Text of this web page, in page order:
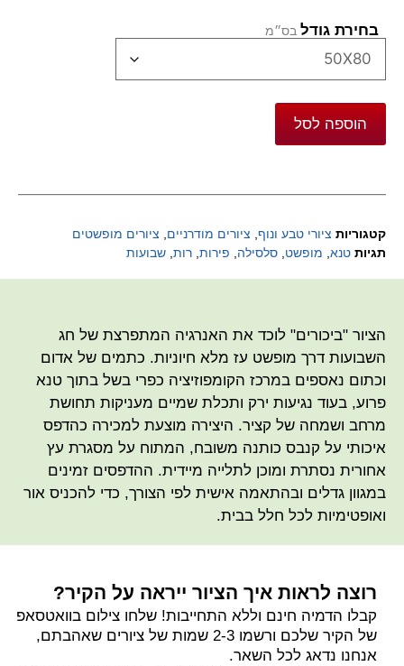
בחירת גודל
הוספה לסל
קטגוריות ציורי טבע ונוף, ציורים מודרניים, ציורים מופשטים
תגיות טנא, מופשט, סלסילה, פירות, רות, שבועות
הציור "ביכורים" לוכד את האנרגיה המתפרצת של חג
השבועות דרך מופשט עז מלא חיוניות. כתמים של אדום
וכתום נאספים במרכז הקומפוזיציה כפרי בשל בתוך טנא
פרוע, בעוד נגיעות ירק ותכלת שמיים מעניקות תחושת
מרחב ושמחה של קציר. היצירה מוצעת למכירה כהדפס
איכותי על קנבס כותנה משובח, המתוח על מסגרת עץ
אחורית נסתרת ומוכן לתלייה מיידית. ההדפסים זמינים
במגוון גדלים ובהתאמה אישית לפי הצורך, כדי להכניס אור
ואופטימיות לכל חלל בבית.
רוצה לראות איך הציור ייראה על הקיר?
קבלו הדמיה חינם וללא התחייבות! שלחו צילום בוואטסאפ
של הקיר שלכם ורשמו 2-3 שמות של ציורים שאהבתם,
אנחנו נדאג לכל השאר.